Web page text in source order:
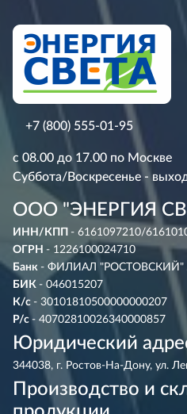
+7 (800) 555-01-95
с 08.00 до 17.00 по Москве
Суббота/Воскресенье -
ООО "ЭНЕРГИЯ
ИНН/КПП - 6161097210/
ОГРН - 1226100024710
Банк - ФИЛИАЛ "РОСТОВСКИЙ"
БИК - 046015207
К/с - 30101810500000000207
Р/с - 40702810026340000857
Юридический
344038, г. Ростов-На-Дону, ул.
Производство и